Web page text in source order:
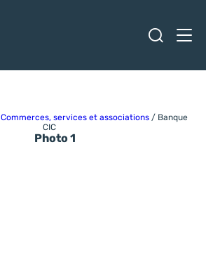
Commerces, services et associations/ Banque
CIC
Photo 1